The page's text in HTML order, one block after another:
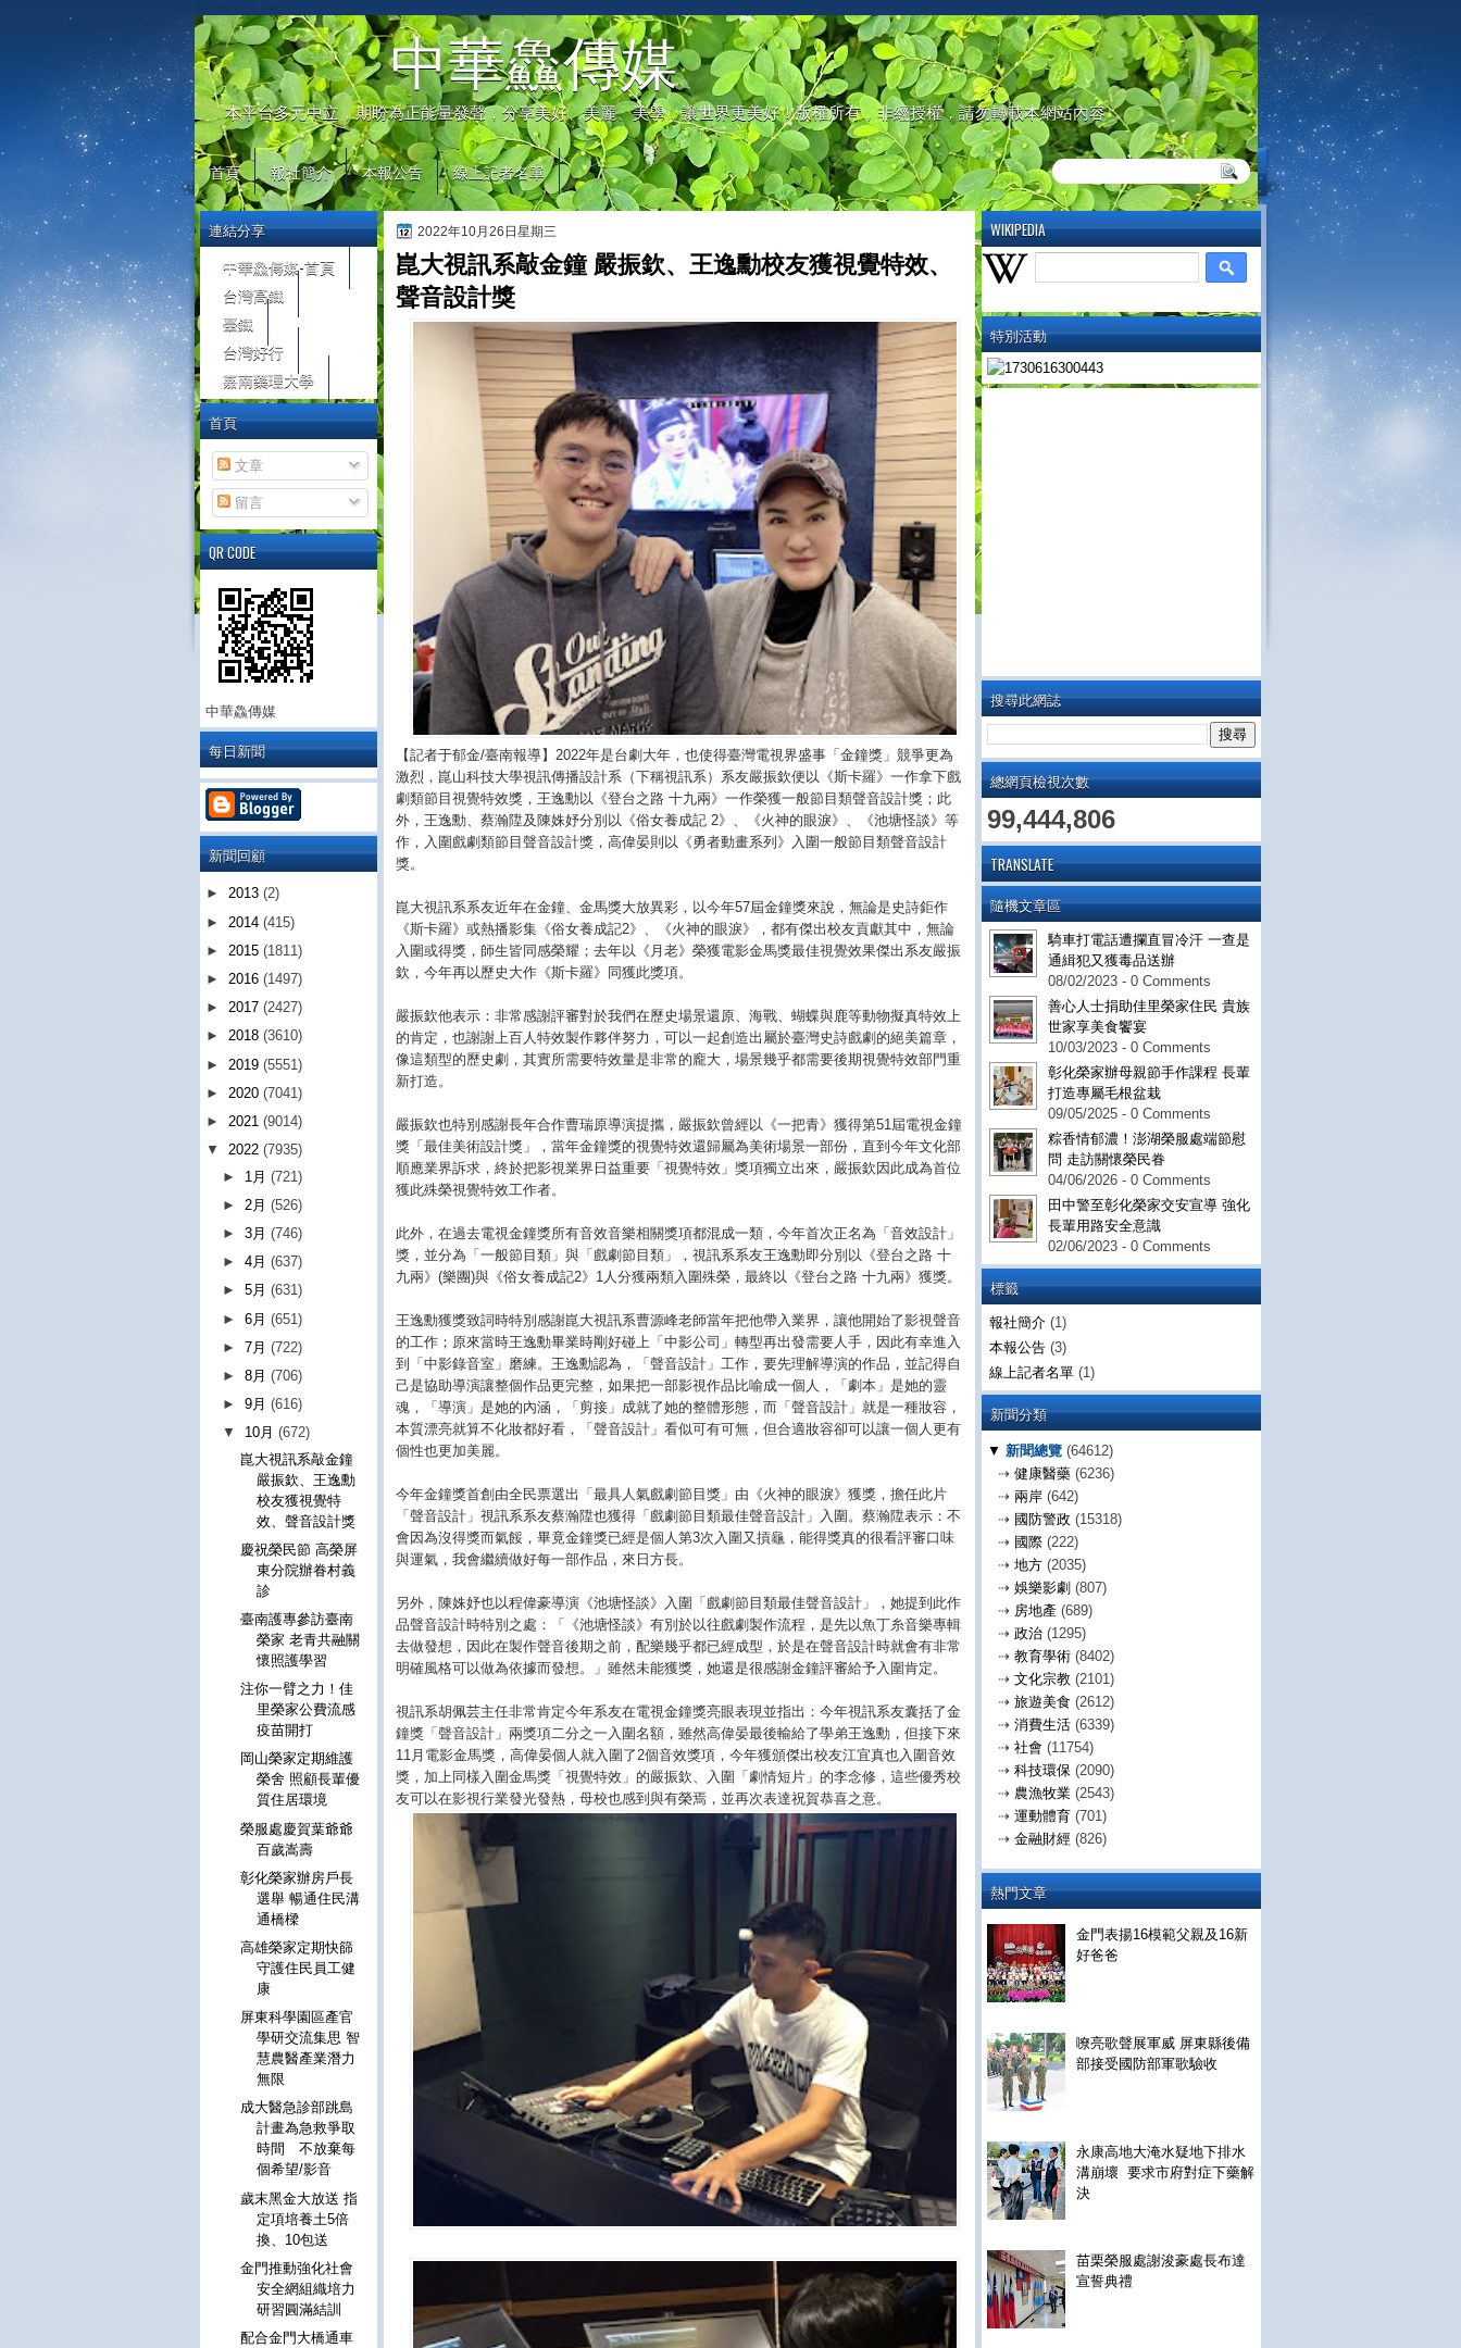
中華鱻傳媒
本平台多元中立，期盼為正能量發聲，分享美好、美麗、美學，讓世界更美好！版權所有，非經授權，請勿轉載本網站內容
首頁 報社簡介 本報公告 線上記者名單
WIKIPEDIA
特別活動
搜尋此網誌
總網頁檢視次數
99,444,806
TRANSLATE
隨機文章區
騎車打電話遭攔直冒冷汗 一查是
通緝犯又獲毒品送辦
08/02/2023 - 0 Comments
善心人士捐助佳里榮家住民 貴族
世家享美食饗宴
10/03/2023 - 0 Comments
彰化榮家辦母親節手作課程 長輩
打造專屬毛根盆栽
09/05/2025 - 0 Comments
粽香情郁濃！澎湖榮服處端節慰
問 走訪關懷榮民眷
04/06/2026 - 0 Comments
田中警至彰化榮家交安宣導 強化
長輩用路安全意識
02/06/2023 - 0 Comments
標籤
報社簡介 (1)
本報公告 (3)
線上記者名單 (1)
新聞分類
▼ 新聞總覽 (64612)
⇢ 健康醫藥 (6236)
⇢ 兩岸 (642)
⇢ 國防警政 (15318)
⇢ 國際 (222)
⇢ 地方 (2035)
⇢ 娛樂影劇 (807)
⇢ 房地產 (689)
⇢ 政治 (1295)
⇢ 教育學術 (8402)
⇢ 文化宗教 (2101)
⇢ 旅遊美食 (2612)
⇢ 消費生活 (6339)
⇢ 社會 (11754)
⇢ 科技環保 (2090)
⇢ 農漁牧業 (2543)
⇢ 運動體育 (701)
⇢ 金融財經 (826)
熱門文章
金門表揚16模範父親及16新
好爸爸
嘹亮歌聲展軍威 屏東縣後備
部接受國防部軍歌驗收
永康高地大淹水疑地下排水
溝崩壞 要求市府對症下藥解
決
苗栗榮服處謝浚豪處長布達
宣誓典禮
2022年10月26日星期三
崑大視訊系敲金鐘 嚴振欽、王逸勳校友獲視覺特效、
聲音設計獎
【記者于郁金/臺南報導】2022年是台劇大年，也使得臺灣電視界盛事「金鐘獎」競爭更為
激烈，崑山科技大學視訊傳播設計系（下稱視訊系）系友嚴振欽便以《斯卡羅》一作拿下戲
劇類節目視覺特效獎，王逸勳以《登台之路 十九兩》一作榮獲一般節目類聲音設計獎；此
外，王逸勳、蔡瀚陞及陳姝妤分別以《俗女養成記 2》、《火神的眼淚》、《池塘怪談》等
作，入圍戲劇類節目聲音設計獎，高偉晏則以《勇者動畫系列》入圍一般節目類聲音設計
獎。
崑大視訊系系友近年在金鐘、金馬獎大放異彩，以今年57屆金鐘獎來說，無論是史詩鉅作
《斯卡羅》或熱播影集《俗女養成記2》、《火神的眼淚》，都有傑出校友貢獻其中，無論
入圍或得獎，師生皆同感榮耀；去年以《月老》榮獲電影金馬獎最佳視覺效果傑出系友嚴振
欽，今年再以歷史大作《斯卡羅》同獲此獎項。
嚴振欽他表示：非常感謝評審對於我們在歷史場景還原、海戰、蝴蝶與鹿等動物擬真特效上
的肯定，也謝謝上百人特效製作夥伴努力，可以一起創造出屬於臺灣史詩戲劇的絕美篇章，
像這類型的歷史劇，其實所需要特效量是非常的龐大，場景幾乎都需要後期視覺特效部門重
新打造。
嚴振欽也特別感謝長年合作曹瑞原導演提攜，嚴振欽曾經以《一把青》獲得第51屆電視金鐘
獎「最佳美術設計獎」，當年金鐘獎的視覺特效還歸屬為美術場景一部份，直到今年文化部
順應業界訴求，終於把影視業界日益重要「視覺特效」獎項獨立出來，嚴振欽因此成為首位
獲此殊榮視覺特效工作者。
此外，在過去電視金鐘獎所有音效音樂相關獎項都混成一類，今年首次正名為「音效設計」
獎，並分為「一般節目類」與「戲劇節目類」，視訊系系友王逸勳即分別以《登台之路 十
九兩》(樂團)與《俗女養成記2》1人分獲兩類入圍殊榮，最終以《登台之路 十九兩》獲獎。
王逸勳獲獎致詞時特別感謝崑大視訊系曹源峰老師當年把他帶入業界，讓他開始了影視聲音
的工作；原來當時王逸勳畢業時剛好碰上「中影公司」轉型再出發需要人手，因此有幸進入
到「中影錄音室」磨練。王逸勳認為，「聲音設計」工作，要先理解導演的作品，並記得自
己是協助導演讓整個作品更完整，如果把一部影視作品比喻成一個人，「劇本」是她的靈
魂，「導演」是她的內涵，「剪接」成就了她的整體形態，而「聲音設計」就是一種妝容，
本質漂亮就算不化妝都好看，「聲音設計」看似可有可無，但合適妝容卻可以讓一個人更有
個性也更加美麗。
今年金鐘獎首創由全民票選出「最具人氣戲劇節目獎」由《火神的眼淚》獲獎，擔任此片
「聲音設計」視訊系系友蔡瀚陞也獲得「戲劇節目類最佳聲音設計」入圍。蔡瀚陞表示：不
會因為沒得獎而氣餒，畢竟金鐘獎已經是個人第3次入圍又摃龜，能得獎真的很看評審口味
與運氣，我會繼續做好每一部作品，來日方長。
另外，陳姝妤也以程偉豪導演《池塘怪談》入圍「戲劇節目類最佳聲音設計」，她提到此作
品聲音設計時特別之處：「《池塘怪談》有別於以往戲劇製作流程，是先以魚丁糸音樂專輯
去做發想，因此在製作聲音後期之前，配樂幾乎都已經成型，於是在聲音設計時就會有非常
明確風格可以做為依據而發想。」雖然未能獲獎，她還是很感謝金鐘評審給予入圍肯定。
視訊系胡佩芸主任非常肯定今年系友在電視金鐘獎亮眼表現並指出：今年視訊系友囊括了金
鐘獎「聲音設計」兩獎項二分之一入圍名額，雖然高偉晏最後輸給了學弟王逸勳，但接下來
11月電影金馬獎，高偉晏個人就入圍了2個音效獎項，今年獲頒傑出校友江宜真也入圍音效
獎，加上同樣入圍金馬獎「視覺特效」的嚴振欽、入圍「劇情短片」的李念修，這些優秀校
友可以在影視行業發光發熱，母校也感到與有榮焉，並再次表達祝賀恭喜之意。
連結分享
中華鱻傳媒-首頁
台灣高鐵
臺鐵
台灣好行
嘉南藥理大學
首頁
文章
留言
QR CODE
中華鱻傳媒
每日新聞
新聞回顧
► 2013 (2)
► 2014 (415)
► 2015 (1811)
► 2016 (1497)
► 2017 (2427)
► 2018 (3610)
► 2019 (5551)
► 2020 (7041)
► 2021 (9014)
▼ 2022 (7935)
► 1月(721)
► 2月(526)
►3月(746)
►4月(637)
►5月(631)
►6月(651)
►7月(722)
►8月(706)
►9月(616)
▼ 10月(672)
崑大視訊系敲金鐘
嚴振欽、王逸勳
校友獲視覺特
效、聲音設計獎
慶祝榮民節 高榮屏
東分院辦眷村義
診
臺南護專參訪臺南
榮家 老青共融關
懷照護學習
注你一臂之力！佳
里榮家公費流感
疫苗開打
岡山榮家定期維護
榮舍 照顧長輩優
質住居環境
榮服處慶賀葉爺爺
百歲嵩壽
彰化榮家辦房戶長
選舉 暢通住民溝
通橋樑
高雄榮家定期快篩
守護住民員工健
康
屏東科學園區產官
學研交流集思 智
慧農醫產業潛力
無限
成大醫急診部跳島
計畫為急救爭取
時間 不放棄每
個希望/影音
歲末黑金大放送 指
定項培養土5倍
換、10包送
金門推動強化社會
安全網組織培力
研習圓滿結訓
配合金門大橋通車